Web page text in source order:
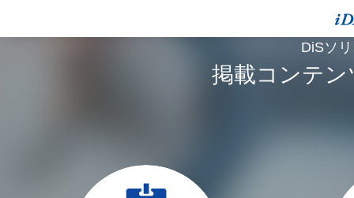
DiSソ
掲載コンテ